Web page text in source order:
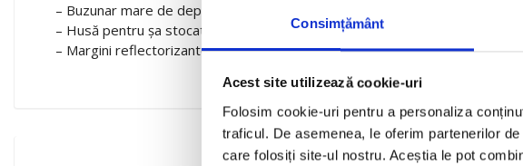
Consimțământ
Acest site utilizează cookie-uri
Folosim cookie-uri pentru a personaliza
traficul. De asemenea, le oferim partenerilor
care folosiți site-ul nostru. Aceștia le pot
– Buzunar mare de depozitare
– Husă pentru șa stocată în buzunar
– Margini reflectorizante